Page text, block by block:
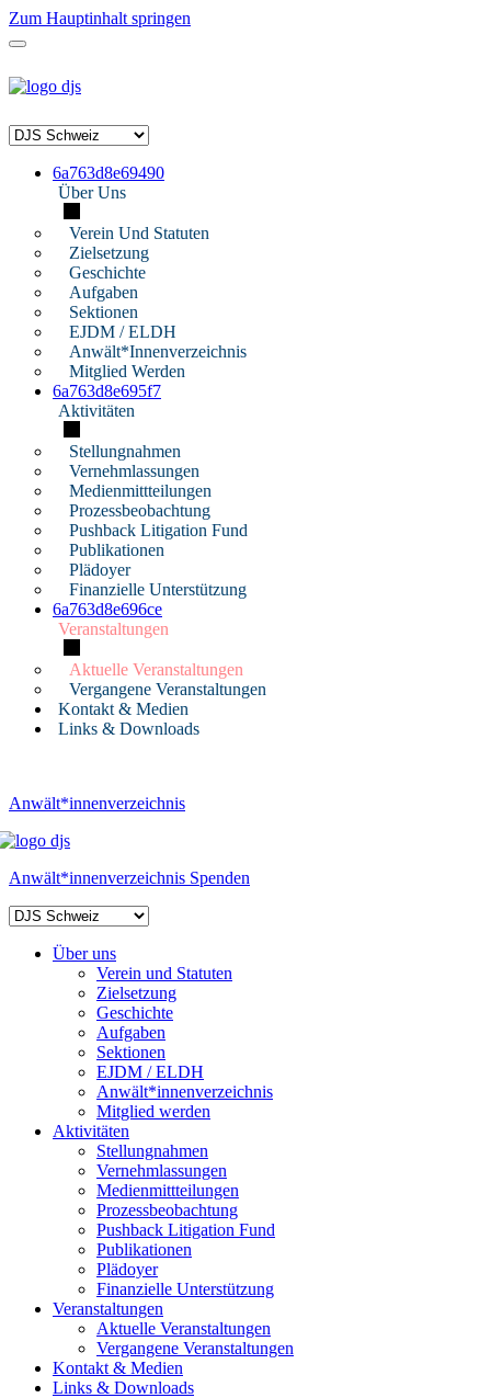
Zum Hauptinhalt springen
6a763d8e69490
Über Uns
Verein Und Statuten
Zielsetzung
Geschichte
Aufgaben
Sektionen
EJDM / ELDH
Anwält*innenverzeichnis
Mitglied Werden
6a763d8e695f7
Aktivitäten
Stellungnahmen
Vernehmlassungen
Medienmittteilungen
Prozessbeobachtung
Pushback Litigation Fund
Publikationen
Plädoyer
Finanzielle Unterstützung
6a763d8e696ce
Veranstaltungen
Aktuelle Veranstaltungen
Vergangene Veranstaltungen
Kontakt & Medien
Links & Downloads
Anwält*innenverzeichnis
Anwält*innenverzeichnis Spenden
Über uns
Verein und Statuten
Zielsetzung
Geschichte
Aufgaben
Sektionen
EJDM / ELDH
Anwält*innenverzeichnis
Mitglied werden
Aktivitäten
Stellungnahmen
Vernehmlassungen
Medienmittteilungen
Prozessbeobachtung
Pushback Litigation Fund
Publikationen
Plädoyer
Finanzielle Unterstützung
Veranstaltungen
Aktuelle Veranstaltungen
Vergangene Veranstaltungen
Kontakt & Medien
Links & Downloads